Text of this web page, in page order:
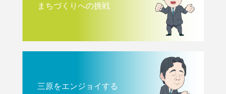
まちづくりへの挑戦
三原をエンジョイする